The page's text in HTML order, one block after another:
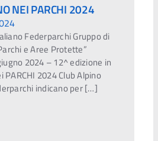
NEI PARCHI 2024
Federparchi Gruppo di
e Aree Protette”
2024 – 12^ edizione in
PARCHI 2024 Club Alpino
indicano per […]